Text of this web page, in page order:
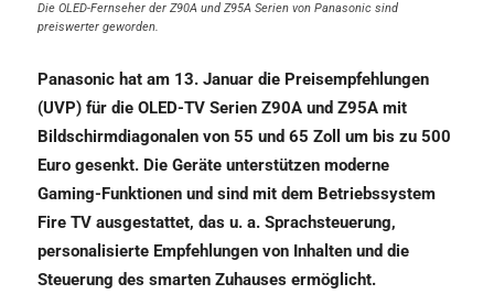
Die OLED-Fernseher der Z90A und Z95A Serien von Panasonic sind
preiswerter geworden.
Panasonic hat am 13. Januar die Preisempfehlungen
(UVP) für die OLED-TV Serien Z90A und Z95A mit
Bildschirmdiagonalen von 55 und 65 Zoll um bis zu 500
Euro gesenkt. Die Geräte unterstützen moderne
Gaming-Funktionen und sind mit dem Betriebssystem
Fire TV ausgestattet, das u. a. Sprachsteuerung,
personalisierte Empfehlungen von Inhalten und die
Steuerung des smarten Zuhauses ermöglicht.